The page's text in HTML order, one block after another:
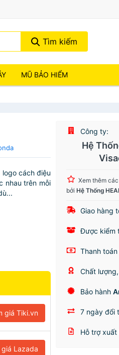
Tìm kiếm
MŨ BẢO HIỂM
cách điệu
nhau trên mỗi
giá Tiki.vn
giá Lazada
Công ty:
Hệ
Xem thêm
bởiHệ Thống
Giao hàng
Được kiểm
Thanh
Chất
Bảo hành
7 ngày đổi
Hỗ trợ